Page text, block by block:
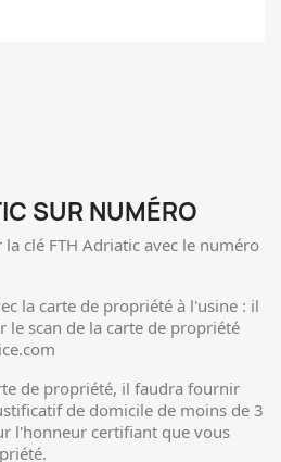
SUR NUMÉRO
clé FTH Adriatic avec le numéro
la carte de propriété à l'usine : il
scan de la carte de propriété
de propriété, il faudra fournir
de domicile de moins de 3
l'honneur certifiant que vous